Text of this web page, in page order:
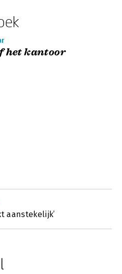
het kantoor
aanstekelijk’